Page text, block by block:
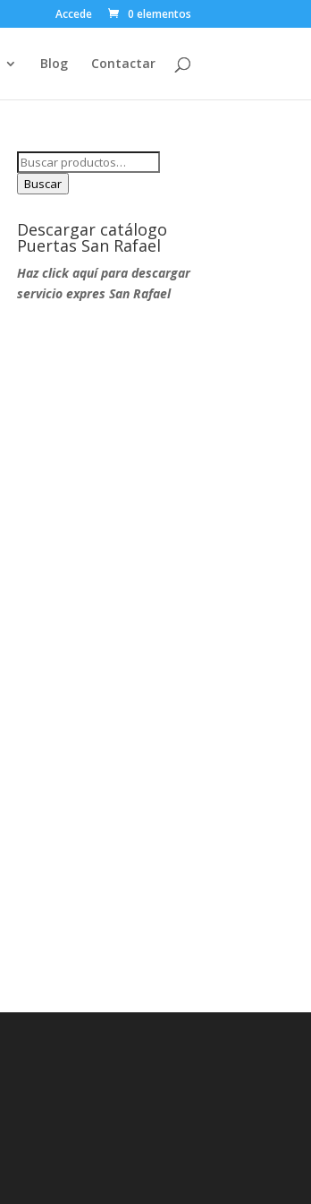
Accede 0 elementos
Blog Contactar
Buscar
por:
Buscar
Descargar catálogo
Puertas San Rafael
Haz click aquí para descargar
servicio expres San Rafael